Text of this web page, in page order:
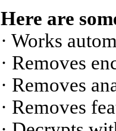
Here are
· Works
· Removes
· Removes
· Removes